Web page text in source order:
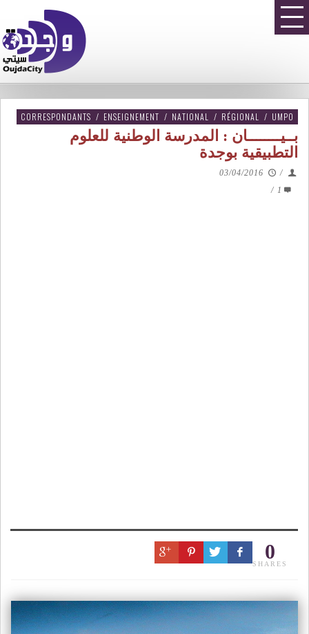
CORRESPONDANTS / ENSEIGNEMENT / NATIONAL / RÉGIONAL / UMPO
بــيــــــــان : المدرسة الوطنية للعلوم
التطبيقية بوجدة
/
03/04/2016
1
/
0
SHARES